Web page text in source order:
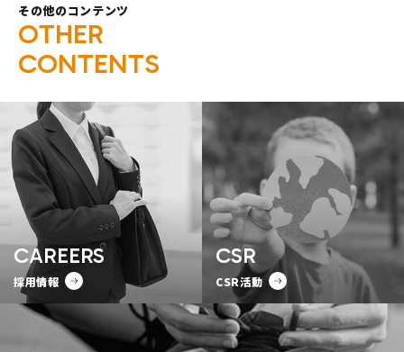
その他のコンテンツ
OTHER
CONTENTS
CAREERS
採用情報
CSR
CSR活動